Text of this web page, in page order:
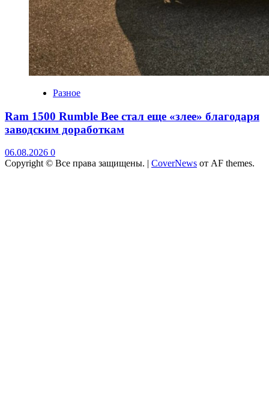
Разное
Ram 1500 Rumble Bee стал еще «злее» благодаря
заводским доработкам
06.08.2026 0
Copyright © Все права защищены. | CoverNews от AF themes.